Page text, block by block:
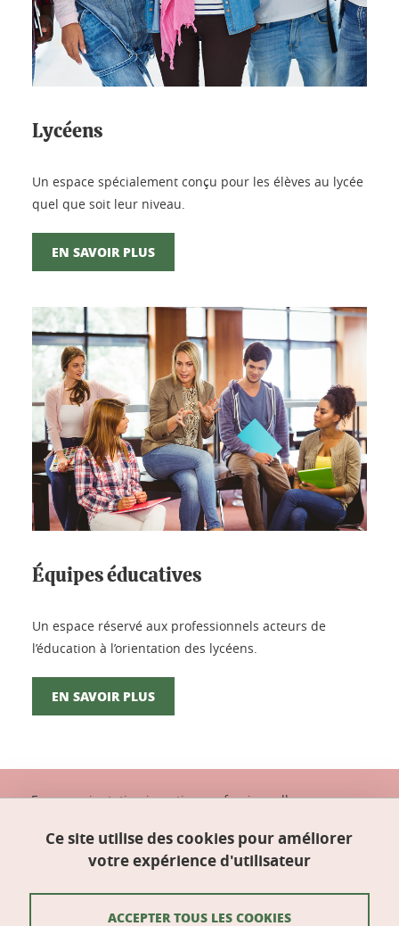
Lycéens
Un espace spécialement conçu pour les élèves au lycée
quel que soit leur niveau.
EN SAVOIR PLUS
Équipes éducatives
Un espace réservé aux professionnels acteurs de
l’éducation à l’orientation des lycéens.
EN SAVOIR PLUS
Espace orientation insertion professionnelle
Bâtiment Pierre-Mendès-France (à côté de la
Domaine universitaire
Ce site utilise des cookies pour améliorer
votre expérience d'utilisateur
ACCEPTER TOUS LES COOKIES